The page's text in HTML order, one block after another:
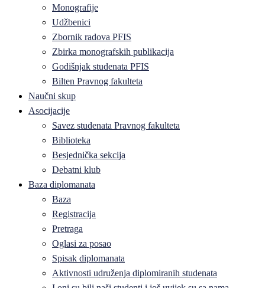
Monografije
Udžbenici
Zbornik radova PFIS
Zbirka monografskih publikacija
Godišnjak studenata PFIS
Bilten Pravnog fakulteta
Naučni skup
Asocijacije
Savez studenata Pravnog fakulteta
Biblioteka
Besjednička sekcija
Debatni klub
Baza diplomanata
Baza
Registracija
Pretraga
Oglasi za posao
Spisak diplomanata
Aktivnosti udruženja diplomiranih studenata